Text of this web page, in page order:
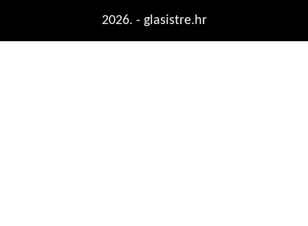
2026. - glasistre.hr